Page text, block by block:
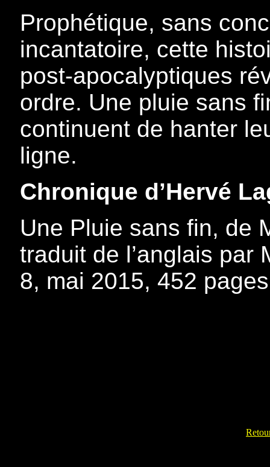
Prophétique, sans
incantatoire, cette
post-apocalyptiques
ordre. Une pluie sans
continuent de hanter
ligne.
Chronique d’Hervé
Une Pluie sans fin, de
traduit de l’anglais par
8, mai 2015, 452